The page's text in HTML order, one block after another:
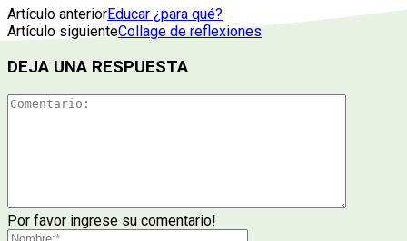
Artículo anteriorEducar ¿para qué?
Artículo siguienteCollage de reflexiones
DEJA UNA RESPUESTA
Por favor ingrese su comentario!